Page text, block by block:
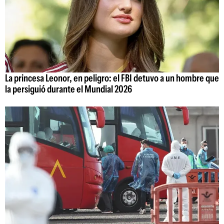
La princesa Leonor, en peligro: el FBI detuvo a un hombre que
la persiguió durante el Mundial 2026